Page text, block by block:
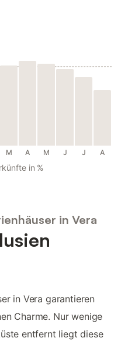
M A M J J A
in %
in Vera
in Vera garantieren
Charme. Nur wenige
entfernt liegt diese